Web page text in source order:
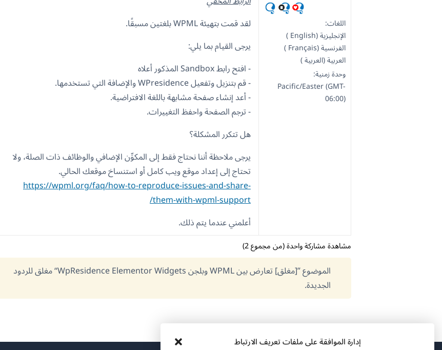
إدارة الموافقة على ملفات تعريف الارتباط
اللغات:
الإنجليزية (English )
الفرنسية (Français )
العربية (العربية )
وحدة زمنية:
Pacific/Easter (GMT-
06:00)
لقد قمت بتهيئة WPML بلغتين مسبقًا.
يرجى القيام بما يلي:
- افتح رابط Sandbox المذكور أعلاه
- قم بتنزيل وتفعيل WPresidence والإضافة التي تستخدمها.
- أعد إنشاء صفحة مشابهة باللغة الافتراضية.
- ترجم الصفحة واحفظ التغييرات.
هل تتكرر المشكلة؟
يرجى ملاحظة أننا نحتاج فقط إلى المكوِّن الإضافي والوظائف ذات الصلة، ولا
تحتاج إلى إعداد موقع ويب كامل أو استنساخ موقعك الحالي.
https://wpml.org/faq/how-to-reproduce-issues-and-share-
them-with-wpml-support/
أعلمني عندما يتم ذلك.
مشاهدة مشاركة واحدة (من مجموع 2)
الموضوع ”[مغلق] تعارض بين WPML وبلجن WpResidence Elementor Widgets“ مغلق للردود
الجديدة.